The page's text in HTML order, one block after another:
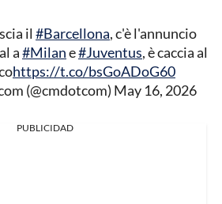
il #Barcellona, c'è l'annuncio
a#Milane#Juventus, è caccia al
https://t.co/bsGoADoG60
(@cmdotcom) May 16, 2026
PUBLICIDAD